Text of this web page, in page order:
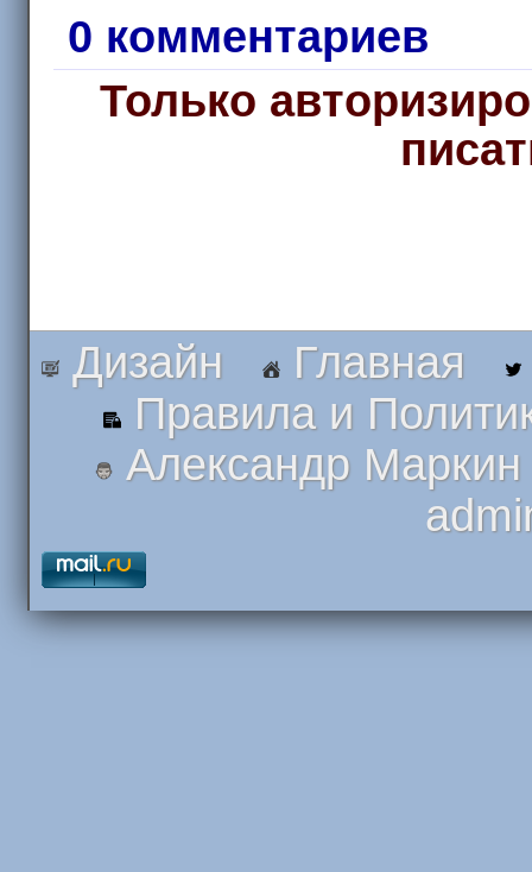
0 комментариев
Только
Дизайн Главная
Правила и
Александр Маркин